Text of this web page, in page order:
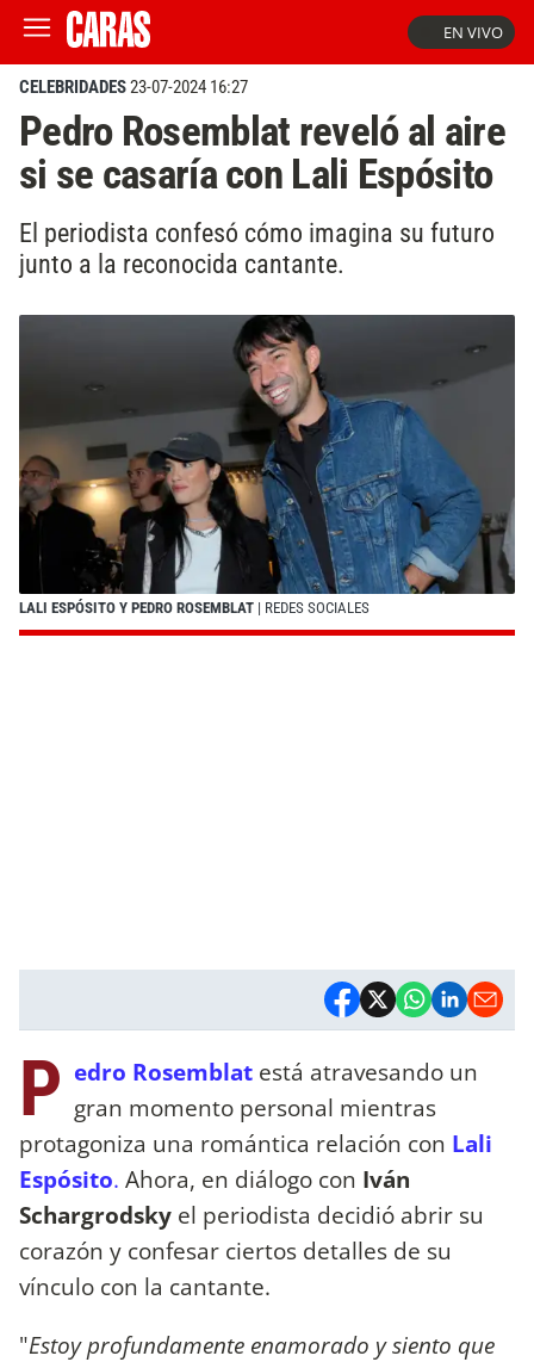
EN VIVO
CELEBRIDADES23-07-2024 16:27
Pedro Rosemblat reveló al aire
si se casaría con Lali Espósito
El periodista confesó cómo imagina su futuro
junto a la reconocida cantante.
LALI ESPÓSITO Y PEDRO ROSEMBLAT | REDES SOCIALES
P edro Rosemblat está atravesando un
gran momento personal mientras
protagoniza una romántica relación con Lali
Espósito. Ahora, en diálogo con Iván
Schargrodsky el periodista decidió abrir su
corazón y confesar ciertos detalles de su
vínculo con la cantante.
"Estoy profundamente enamorado y siento que